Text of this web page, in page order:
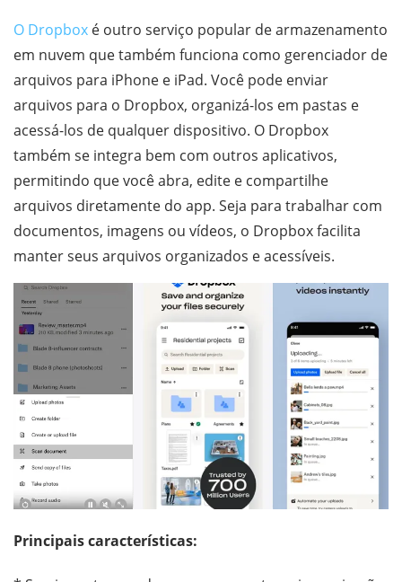
O Dropbox é outro serviço popular de armazenamento
em nuvem que também funciona como gerenciador de
arquivos para iPhone e iPad. Você pode enviar
arquivos para o Dropbox, organizá-los em pastas e
acessá-los de qualquer dispositivo. O Dropbox
também se integra bem com outros aplicativos,
permitindo que você abra, edite e compartilhe
arquivos diretamente do app. Seja para trabalhar com
documentos, imagens ou vídeos, o Dropbox facilita
manter seus arquivos organizados e acessíveis.
Principais características: